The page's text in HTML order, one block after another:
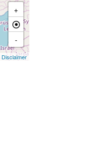
+
-
Disclaimer